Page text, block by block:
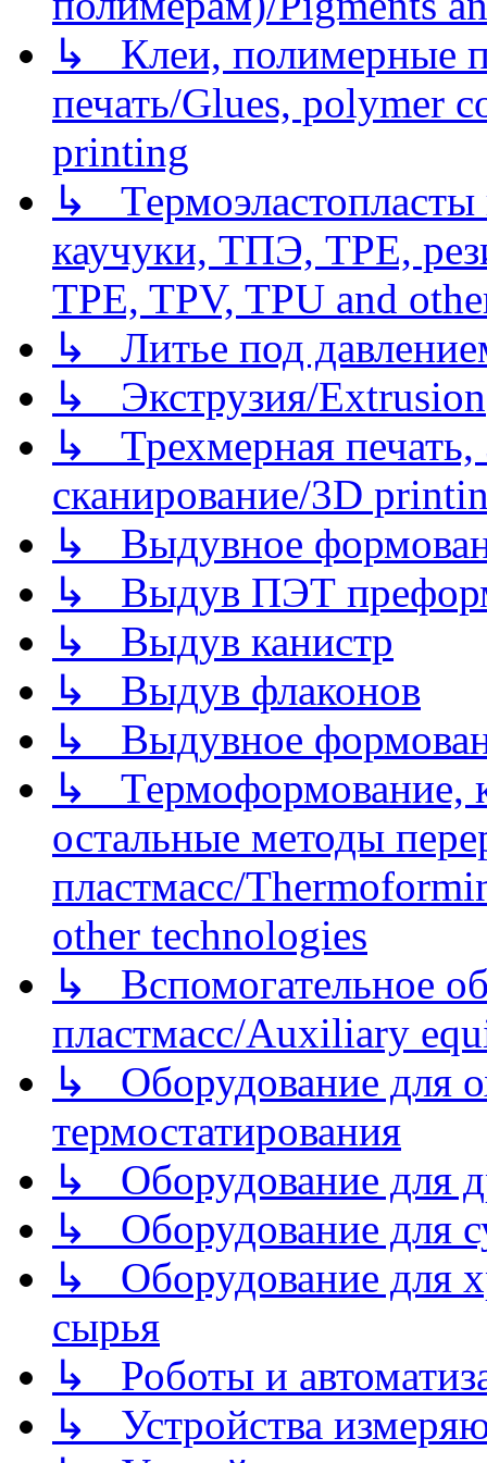
↳ Клеи, полимерные
печать/Glues, polymer
printing
↳
каучуки, ТПЭ, TPE,
TPE, TPV, TPU and
↳ Литье под
↳ Экструзия/Extrusion
↳ Трехмерная
сканирование/3D
↳ Выдувное
↳ Выдув ПЭТ
↳ Выдув канистр
↳ Выдув флаконов
↳ Выдувное
↳ Термоформование,
остальные методы
пластмасс/
other technologies
↳ Вспомогательное
пластмасс/Auxiliary
↳ Оборудование для
термостатирования
↳ Оборудование для
↳ Оборудование для
↳ Оборудование для
сырья
↳ Роботы и
↳ Устройства